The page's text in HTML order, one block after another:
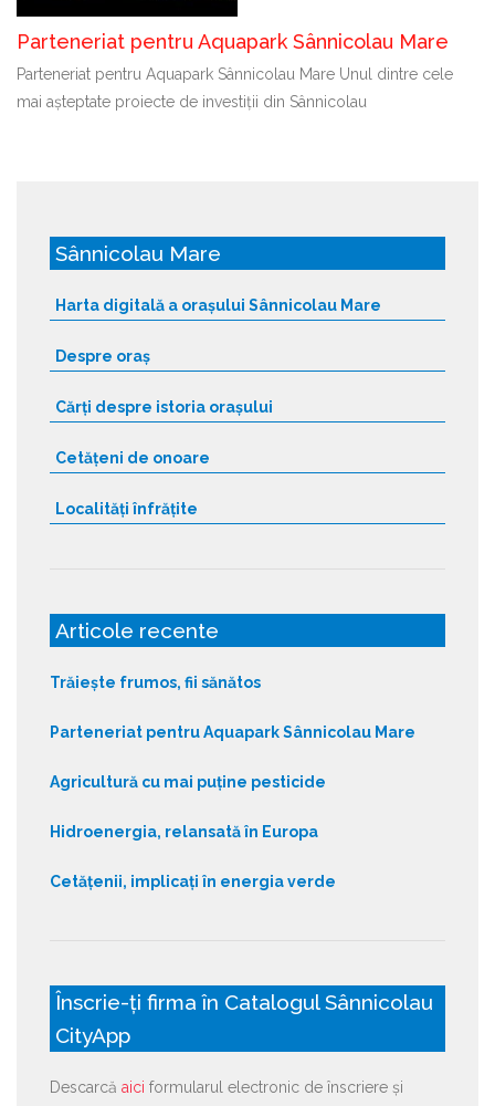
Parteneriat pentru Aquapark Sânnicolau Mare
Parteneriat pentru Aquapark Sânnicolau Mare Unul dintre cele
mai așteptate proiecte de investiții din Sânnicolau
Sânnicolau Mare
Harta digitală a orașului Sânnicolau Mare
Despre oraș
Cărți despre istoria orașului
Cetățeni de onoare
Localități înfrățite
Articole recente
Trăiește frumos, fii sănătos
Parteneriat pentru Aquapark Sânnicolau Mare
Agricultură cu mai puține pesticide
Hidroenergia, relansată în Europa
Cetățenii, implicați în energia verde
Înscrie-ți firma în Catalogul Sânnicolau
CityApp
Descarcă aici formularul electronic de înscriere și